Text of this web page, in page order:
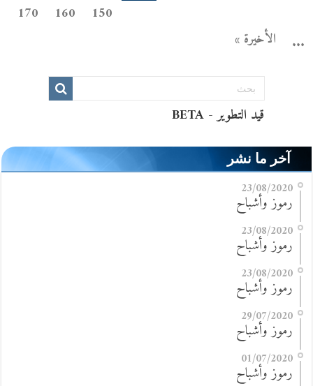
150
160
170
...
الأخيرة »
آخر ما نشر
23/08/2020
رموز وأشباح
23/08/2020
رموز وأشباح
23/08/2020
رموز وأشباح
29/07/2020
رموز وأشباح
01/07/2020
رموز وأشباح